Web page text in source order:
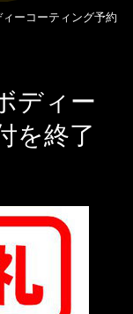
ーコーティング予約
ディー
を終了